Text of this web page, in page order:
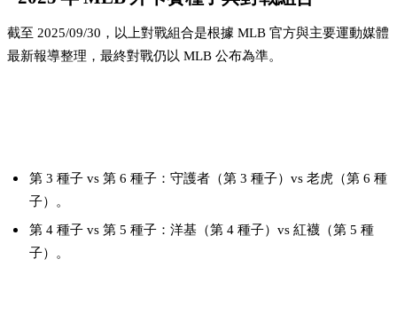
截至 2025/09/30，以上對戰組合是根據 MLB 官方與主要運動媒體
最新報導整理，最終對戰仍以 MLB 公布為準。
第 3 種子 vs 第 6 種子：守護者（第 3 種子）vs 老虎（第 6 種
子）。
第 4 種子 vs 第 5 種子：洋基（第 4 種子）vs 紅襪（第 5 種
子）。